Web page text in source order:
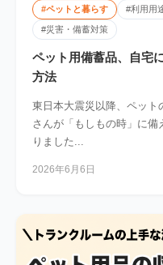
#ペットと暮らす #利用用
#災害・備蓄対策
ペット用備蓄品、自宅
方法
東日本大震災以降、ペット
さんが「もしもの時」に
りました...
2026年6月6日